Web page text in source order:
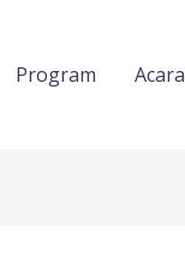
Program Acara